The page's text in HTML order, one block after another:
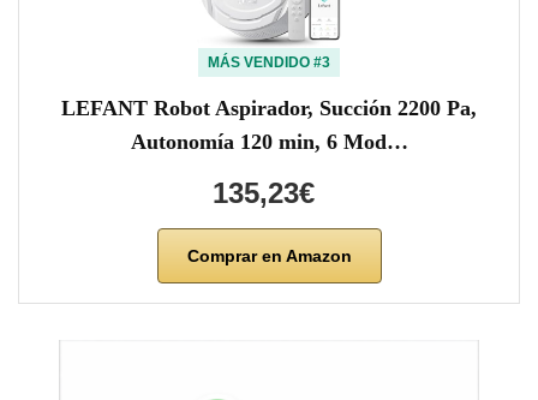
MÁS VENDIDO #3
LEFANT Robot Aspirador, Succión 2200 Pa,
Autonomía 120 min, 6 Mod…
135,23€
Comprar en Amazon